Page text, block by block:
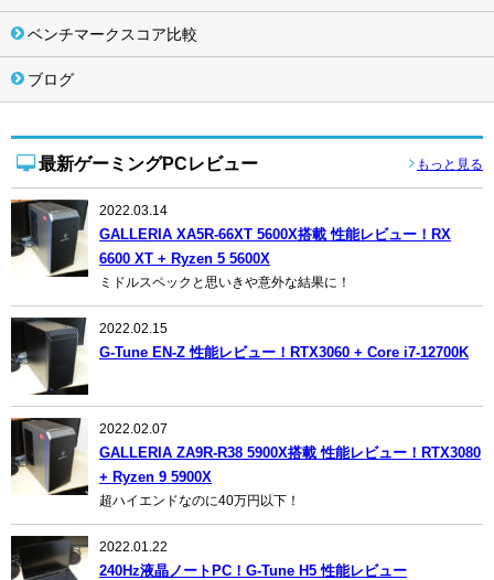
ベンチマークスコア比較
ブログ
最新ゲーミングPCレビュー もっと見る
2022.03.14
GALLERIA XA5R-66XT 5600X搭載 性能レビュー！RX
6600 XT + Ryzen 5 5600X
ミドルスペックと思いきや意外な結果に！
2022.02.15
G-Tune EN-Z 性能レビュー！RTX3060 + Core i7-12700K
2022.02.07
GALLERIA ZA9R-R38 5900X搭載 性能レビュー！RTX3080
+ Ryzen 9 5900X
超ハイエンドなのに40万円以下！
2022.01.22
240Hz液晶ノートPC！G-Tune H5 性能レビュー